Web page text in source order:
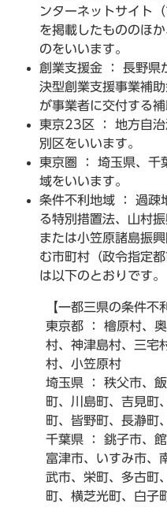
ンターネットサイト
を掲載したもののほ
のをいいます。
創業支援金 ： 長野県
決型創業支援事業補
が事業者に交付する補
東京23区 ： 地方自
別区をいいます。
東京圏 ： 埼玉県、千
域をいいます。
条件不利地域 ： 過疎
る特別措置法、山村
または小笠原諸島振
む市町村（政令指定
は以下のとおりです。
【一都三県の条件不
東京都 ： 檜原村、
村、神津島村、三宅
村、小笠原村
埼玉県 ： 秩父市、
町、川島町、吉見町
町、皆野町、長瀞町
千葉県 ： 銚子市、
富津市、いすみ市、
武市、栄町、多古町
町、横芝光町、白子